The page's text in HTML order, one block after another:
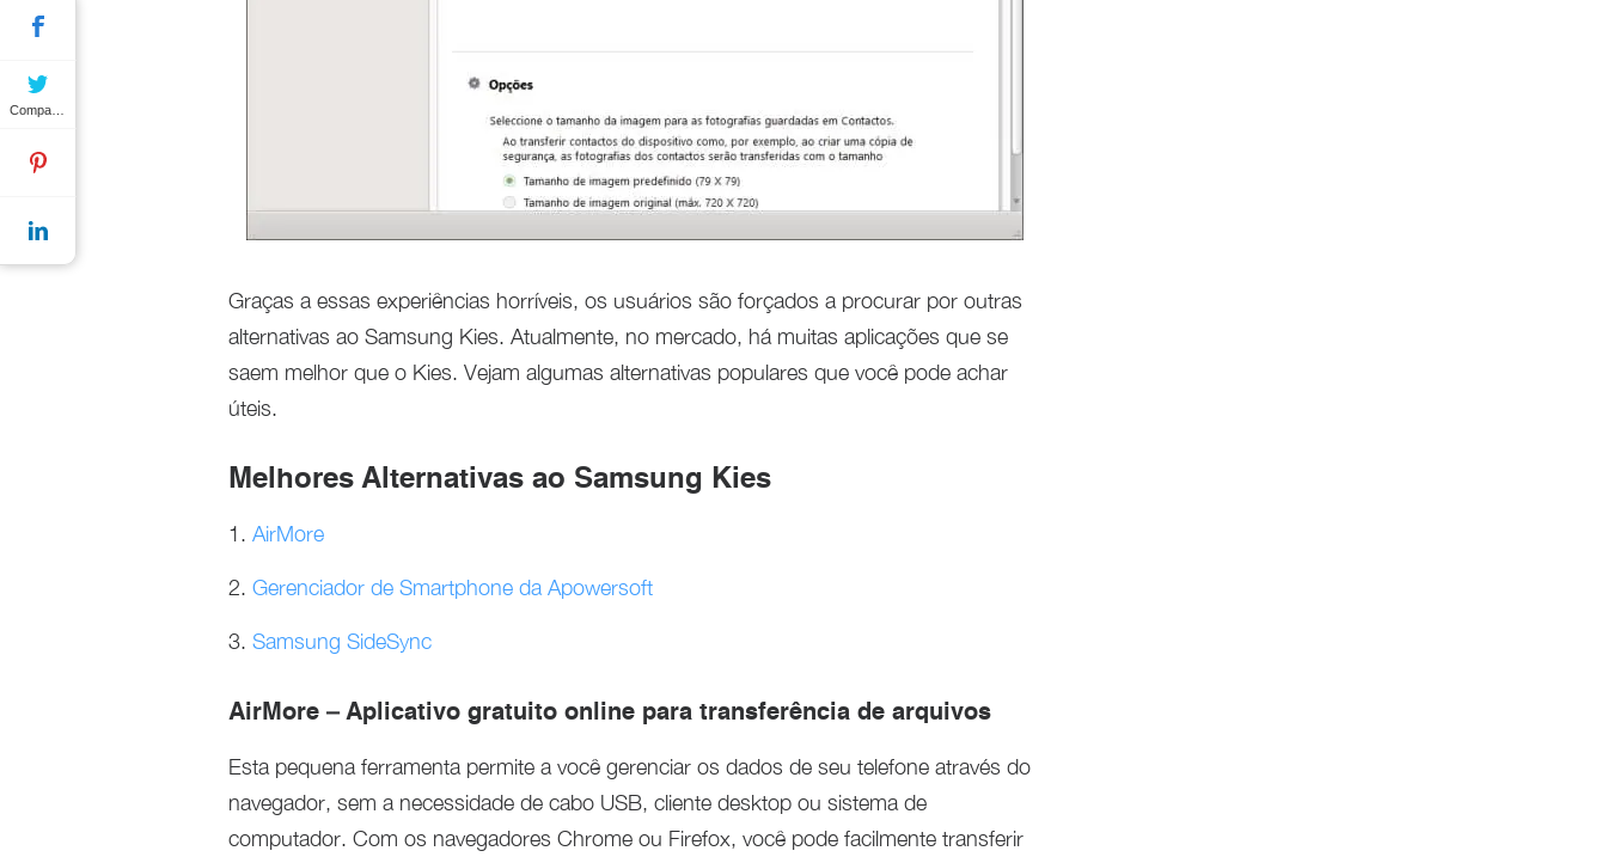
Graças a essas experiências horríveis, os usuários são forçados a procurar por outras
alternativas ao Samsung Kies. Atualmente, no mercado, há muitas aplicações que se
saem melhor que o Kies. Vejam algumas alternativas populares que você pode achar
úteis.
Melhores Alternativas ao Samsung Kies
1. AirMore
2. Gerenciador de Smartphone da Apowersoft
3. Samsung SideSync
AirMore – Aplicativo gratuito online para transferência de arquivos
Esta pequena ferramenta permite a você gerenciar os dados de seu telefone através do
navegador, sem a necessidade de cabo USB, cliente desktop ou sistema de
computador. Com os navegadores Chrome ou Firefox, você pode facilmente transferir